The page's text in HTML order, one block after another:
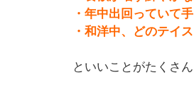
・年中出回っていて
・和洋中、どのテイ
といいことがたくさ